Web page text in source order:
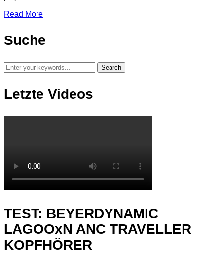
Read More
Suche
Letzte Videos
TEST: BEYERDYNAMIC
LAGOOxN ANC TRAVELLER
KOPFHÖRER